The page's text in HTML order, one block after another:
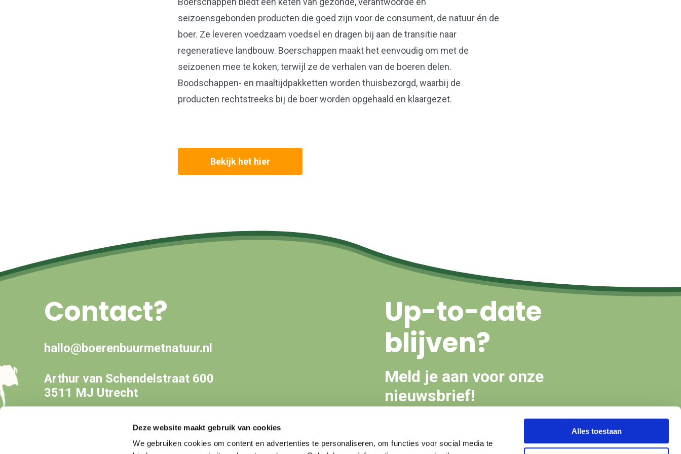
Deze website maakt gebruik van cookies
We gebruiken cookies om content en advertenties te personaliseren, om functies voor social media te
Alles toestaan
seizoensgebonden producten die goed zijn voor de consument, de natuur én de
boer. Ze leveren voedzaam voedsel en dragen bij aan de transitie naar
regeneratieve landbouw. Boerschappen maakt het eenvoudig om met de
seizoenen mee te koken, terwijl ze de verhalen van de boeren delen.
Boodschappen- en maaltijdpakketten worden thuisbezorgd, waarbij de
producten rechtstreeks bij de boer worden opgehaald en klaargezet.
Bekijk het hier
Contact?
hallo@boerenbuurmetnatuur.nl
Arthur van Schendelstraat 600
3511 MJ Utrecht
Up-to-date
blijven?
Meld je aan voor onze
nieuwsbrief!